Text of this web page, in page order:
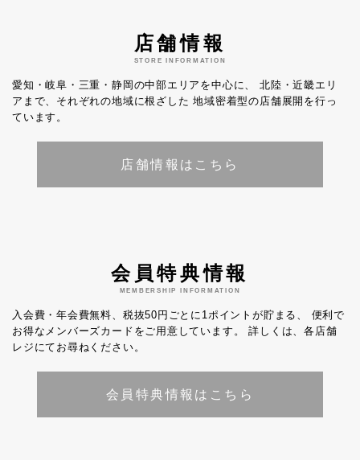
店舗情報
STORE INFORMATION
愛知・岐阜・三重・静岡の中部エリアを中心に、
北陸・近畿エリ
アまで、それぞれの地域に根ざした 地域密着型の店舗展開を行っ
ています。
店舗情報はこちら
会員特典情報
MEMBERSHIP INFORMATION
入会費・年会費無料、税抜50円ごとに1ポイントが貯まる、
便利で
お得なメンバーズカードをご用意しています。
詳しくは、各店舗
レジにてお尋ねください。
会員特典情報はこちら